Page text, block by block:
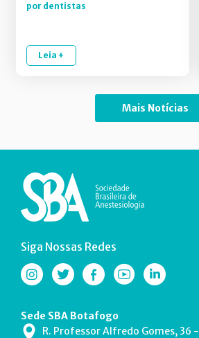
por dentistas
Leia +
Mais Notícias
Siga Nossas Redes
Sede SBA Botafogo
R. Professor Alfredo Gomes, 36 -